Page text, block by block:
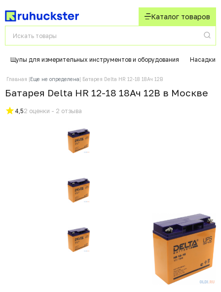
Каталог товаров
Щупы для измерительных инструментов и оборудования Насадки
Главная Еще не определена Батарея Delta HR 12-18 18Ач 12B
Батарея Delta HR 12-18 18Ач 12B в Москвe
4,52 оценки - 2 отзыва